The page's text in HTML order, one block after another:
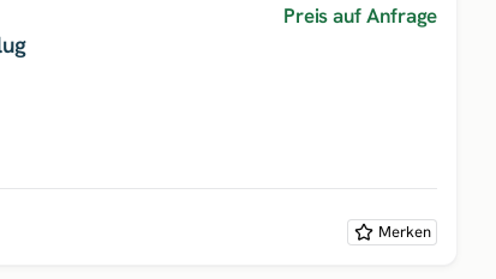
Preis auf Anfrage
Merken